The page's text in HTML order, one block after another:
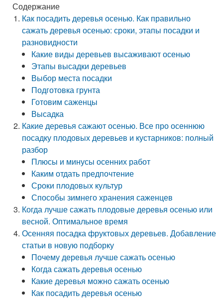
Содержание
Как посадить деревья осенью. Как правильно
сажать деревья осенью: сроки, этапы посадки и
разновидности
Какие виды деревьев высаживают осенью
Этапы высадки деревьев
Выбор места посадки
Подготовка грунта
Готовим саженцы
Высадка
Какие деревья сажают осенью. Все про осеннюю
посадку плодовых деревьев и кустарников: полный
разбор
Плюсы и минусы осенних работ
Каким отдать предпочтение
Сроки плодовых культур
Способы зимнего хранения саженцев
Когда лучше сажать плодовые деревья осенью или
весной. Оптимальное время
Осенняя посадка фруктовых деревьев. Добавление
статьи в новую подборку
Почему деревья лучше сажать осенью
Когда сажать деревья осенью
Какие деревья можно сажать осенью
Как посадить деревья осенью